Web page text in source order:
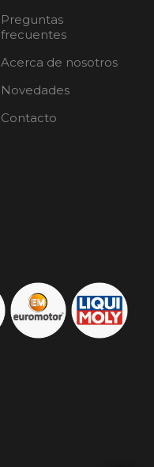
Preguntas
frecuentes
Acerca de nosotros
Novedades
Contacto